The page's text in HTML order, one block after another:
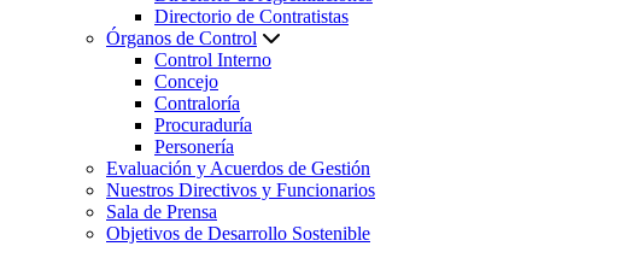
Directorio de Contratistas
Órganos de Control
Control Interno
Concejo
Contraloría
Procuraduría
Personería
Evaluación y Acuerdos de Gestión
Nuestros Directivos y Funcionarios
Sala de Prensa
Objetivos de Desarrollo Sostenible